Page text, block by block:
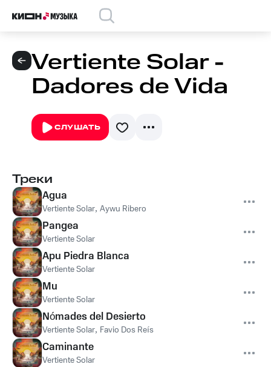
Vertiente Solar -
Dadores de Vida
СЛУШАТЬ
Треки
Agua
Vertiente Solar, Aywu Ribero
Pangea
Vertiente Solar
Apu Piedra Blanca
Vertiente Solar
Mu
Vertiente Solar
Nómades del Desierto
Vertiente Solar, Favio Dos Reís
Caminante
Vertiente Solar